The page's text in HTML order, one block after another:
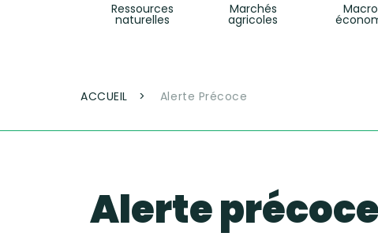
Ressources
naturelles
Marchés
agricoles
Fil d'Ariane
ACCUEIL Alerte Précoce
Alerte précoce